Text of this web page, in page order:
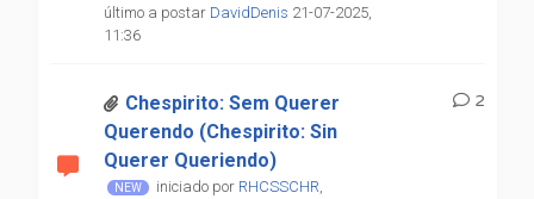
último a postar DavidDenis 21-07-2025,
11:36
Chespirito: Sem Querer
Querendo (Chespirito: Sin
Querer Queriendo)
iniciado por RHCSSCHR,
2